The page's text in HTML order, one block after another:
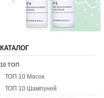
КАТАЛОГ
10 ТОП
ТОП 10 Масок
ТОП 10 Шампуней